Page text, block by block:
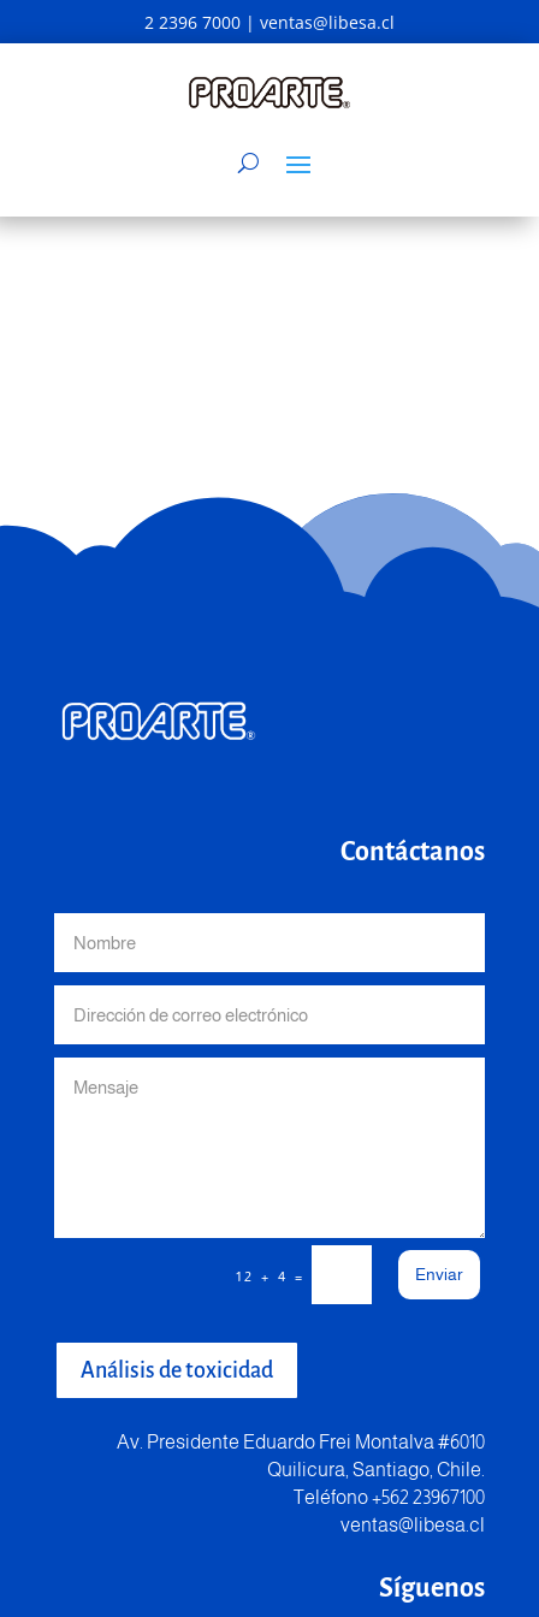
2 2396 7000 | ventas@libesa.cl
Contáctanos
12 + 4 = Enviar
Análisis de toxicidad
Av. Presidente Eduardo Frei Montalva #6010
Quilicura, Santiago, Chile.
Teléfono +562 23967100
ventas@libesa.cl
Síguenos